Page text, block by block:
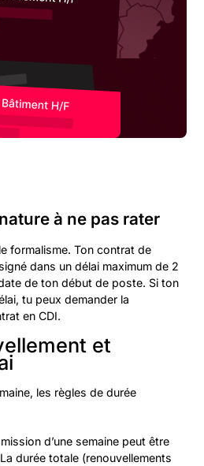
à ne pas rater
formalisme. Ton contrat de
dans un délai maximum de 2
de ton début de poste. Si ton
tu peux demander la
en CDI.
et
les règles de durée
d’une semaine peut être
durée totale (renouvellements